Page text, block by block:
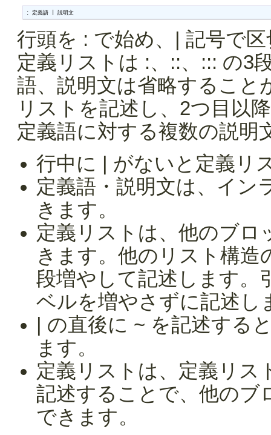
: 定義語 | 説明文
行頭を : で始め、| 記号で
定義リストは :、::、::: の3
語、説明文は省略すること
リストを記述し、2つ目以
定義語に対する複数の説明
行中に | がないと定義リ
定義語・説明文は、イン
きます。
定義リストは、他のブロ
きます。他のリスト構造
段増やして記述します。
ベルを増やさずに記述し
| の直後に ~ を記述する
ます。
定義リストは、定義リス
記述することで、他のブ
できます。